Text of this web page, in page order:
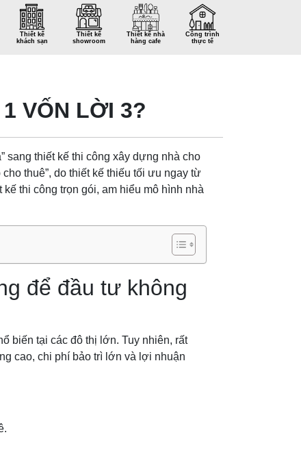
Thiết kế
khách sạn
Thiết kế
showroom
Thiết kế nhà
hàng cafe
Công trình
thực tế
VỐN LỜI 3?
sang thiết kế thi công xây dựng nhà cho
thuê”, do thiết kế thiếu tối ưu ngay từ
kế thi công trọn gói, am hiểu mô hình nhà
để đầu tư không
biến tại các đô thị lớn. Tuy nhiên, rất
cao, chi phí bảo trì lớn và lợi nhuận